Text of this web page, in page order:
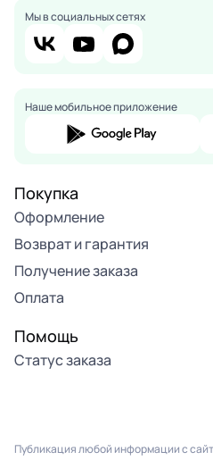
Мы в социальных сетях
Наше мобильное приложение
Покупка
Оформление
Возврат и гарантия
Получение заказа
Оплата
Помощь
Статус заказа
Публикация любой информации с